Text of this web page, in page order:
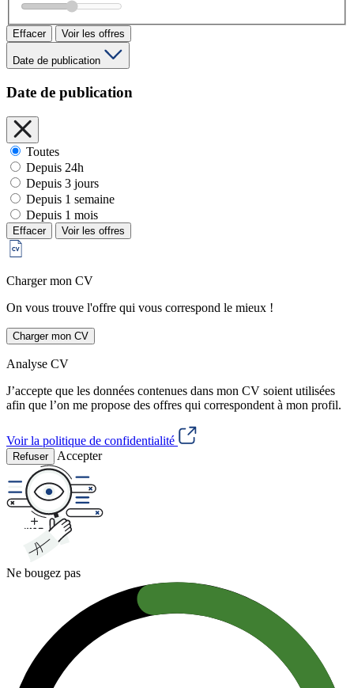
Effacer Voir les offres
Date de publication
Date de publication
Toutes
Depuis 24h
Depuis 3 jours
Depuis 1 semaine
Depuis 1 mois
Effacer Voir les offres
Charger mon CV
On vous trouve l'offre qui vous correspond le mieux !
Charger mon CV
Analyse CV
J’accepte que les données contenues dans mon CV soient utilisées
afin que l’on me propose des offres qui correspondent à mon profil.
Voir la politique de confidentialité
Refuser Accepter
Ne bougez pas